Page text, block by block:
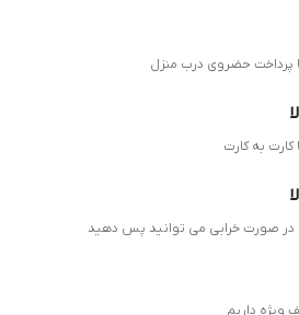
پرداخت حضروی درب منزل
کارت به کارت